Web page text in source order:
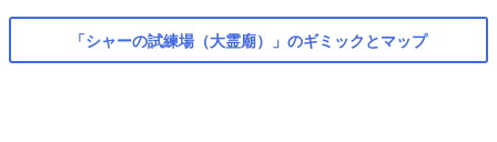
「シャーの試練場（大霊廟）」のギミックとマップ